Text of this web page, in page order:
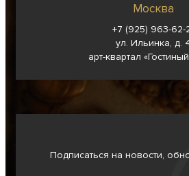
Москва
+7 (925) 963-62-
ул. Ильинка, д.
арт-квартал
Подписаться на новости,